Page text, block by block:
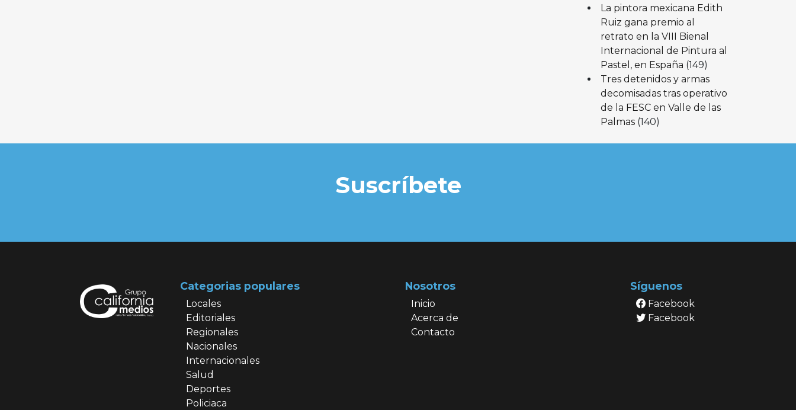
La pintora mexicana Edith
Ruiz gana premio al
retrato en la VIII Bienal
Internacional de Pintura al
Pastel, en España (149)
Tres detenidos y armas
decomisadas tras operativo
de la FESC en Valle de las
Palmas (140)
Suscríbete
Categorias populares
Locales
Editoriales
Regionales
Nacionales
Internacionales
Salud
Deportes
Policiaca
Nosotros
Inicio
Acerca de
Contacto
Síguenos
Facebook
Facebook